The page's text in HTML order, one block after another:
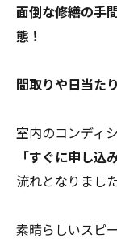
面倒な修繕の手
態！
間取りや日当た
室内のコンディ
「すぐに申し
流れとなりました
素晴らしいスピ